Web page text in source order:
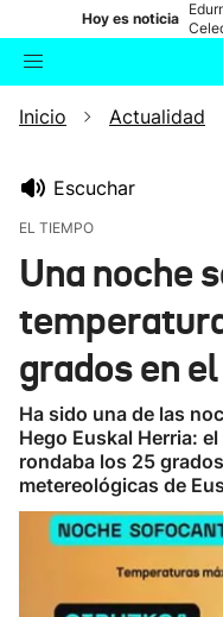
Hoy es noticia
en
Buscador
Inicio Actualidad
Escuchar
EL TIEMPO
Una noche
grados en
Ha sido una de las
Hego Euskal Herria:
rondaba los 25
metereológicas de